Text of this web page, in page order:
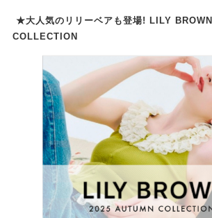
★大人気のリリーベアも登場! LILY
COLLECTION